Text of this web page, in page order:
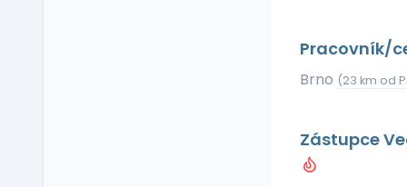
Pracovník/
Brno (23 km od
Zástupce